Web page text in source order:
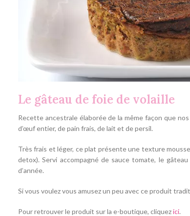
Le gâteau de foie de volaille
Recette ancestrale élaborée de la même façon que
d’œuf entier, de pain frais, de lait et de persil.
Très frais et léger, ce plat présente une texture
detox). Servi accompagné de sauce tomate, le
d’année.
Si vous voulez vous amusez un peu avec ce produit
Pour retrouver le produit sur la e-boutique, cliquezici.